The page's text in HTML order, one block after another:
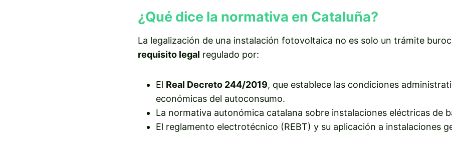
¿Qué dice la normativa en Cataluña?
La legalización de una instalación fotovoltaica no es solo un trámite
requisito legal regulado por:
El Real Decreto 244/2019, que establece las condiciones
económicas del autoconsumo.
La normativa autonómica catalana sobre instalaciones eléctricas de
El reglamento electrotécnico (REBT) y su aplicación a instalaciones